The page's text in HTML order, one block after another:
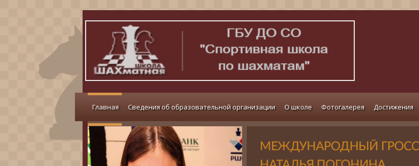
Главная Сведения об образовательной организации О школе Фотогалерея Достижения